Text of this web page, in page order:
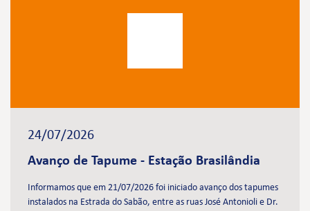
24/07/2026
Avanço de Tapume - Estação Brasilândia
Informamos que em 21/07/2026 foi iniciado avanço dos tapumes
instalados na Estrada do Sabão, entre as ruas José Antonioli e Dr.